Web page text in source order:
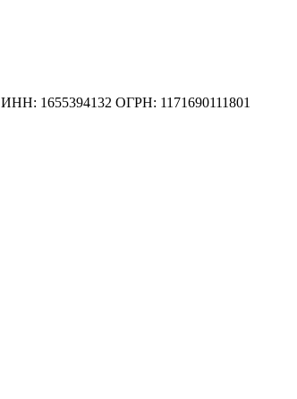
ИНН: 1655394132 ОГРН: 1171690111801